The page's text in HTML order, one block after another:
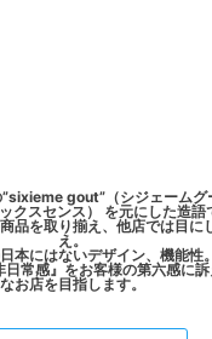
”sixieme gout”（シジェーム
クスセンス） を元にした造語
品を取り揃え、他店では目に
え。
本にはないデザイン、機能性。
日常感』をお客様の第六感に